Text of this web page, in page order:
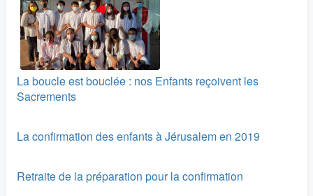
La boucle est bouclée : nos Enfants reçoivent les
Sacrements
La confirmation des enfants à Jérusalem en 2019
Retraite de la préparation pour la confirmation